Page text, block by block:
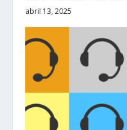
abril 13, 2025